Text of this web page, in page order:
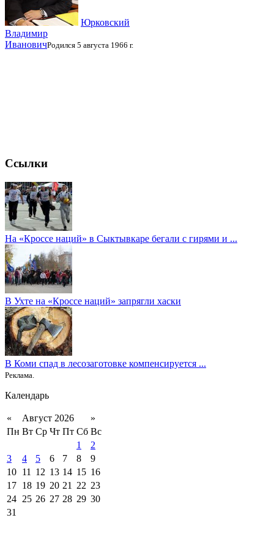
Юрковский
Владимир
ИвановичРодился 5 августа 1966 г.
Ссылки
На «Кроссе наций» в Сыктывкаре бегали с гирями и ...
В Ухте на «Кроссе наций» запрягли хаски
В Коми спад в лесозаготовке компенсируется ...
Реклама.
Календарь
« Август 2026
»
Пн Вт Ср Чт Пт Сб Вс
1
2
3
4 5 6 7 8
9
10 11 12 13 14 15 16
17 18 19 20 21 22 23
24 25 26 27 28 29 30
31